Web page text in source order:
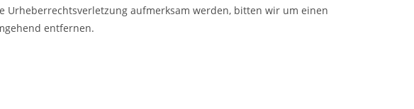
Urheberrechtsverletzung aufmerksam werden, bitten wir um einen
entfernen.